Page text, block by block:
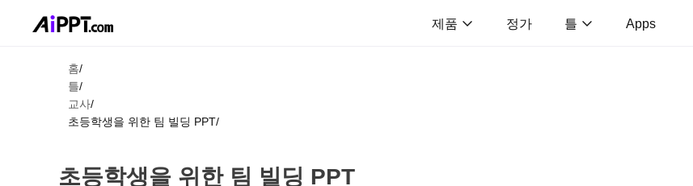
제품 정가 틀 Apps
홈/
틀/
교사/
초등학생을 위한 팀 빌딩 PPT/
초등학생을 위한 팀 빌딩 PPT